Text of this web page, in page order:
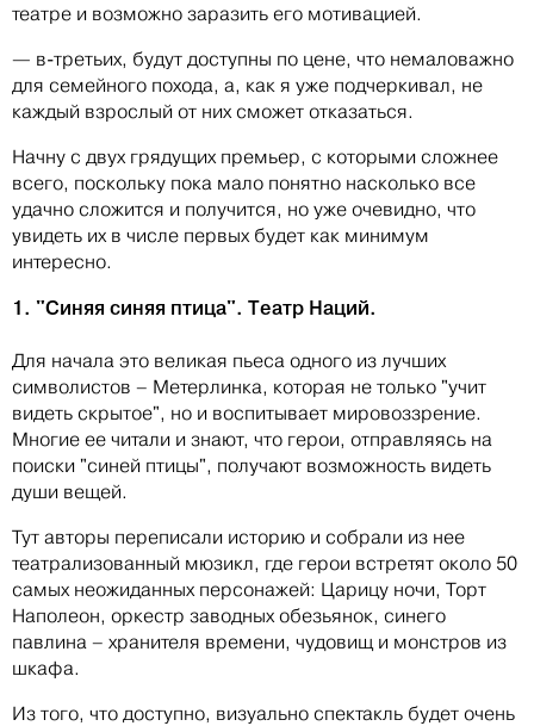
театре и возможно заразить его мотивацией.
— в-третьих, будут доступны по цене, что немаловажно
для семейного похода, а, как я уже подчеркивал, не
каждый взрослый от них сможет отказаться.
Начну с двух грядущих премьер, с которыми сложнее
всего, поскольку пока мало понятно насколько все
удачно сложится и получится, но уже очевидно, что
увидеть их в числе первых будет как минимум
интересно.
1. "Синяя синяя птица". Театр Наций.
Для начала это великая пьеса одного из лучших
символистов – Метерлинка, которая не только "учит
видеть скрытое", но и воспитывает мировоззрение.
Многие ее читали и знают, что герои, отправляясь на
поиски "синей птицы", получают возможность видеть
души вещей.
Тут авторы переписали историю и собрали из нее
театрализованный мюзикл, где герои встретят около 50
самых неожиданных персонажей: Царицу ночи, Торт
Наполеон, оркестр заводных обезьянок, синего
павлина – хранителя времени, чудовищ и монстров из
шкафа.
Из того, что доступно, визуально спектакль будет очень